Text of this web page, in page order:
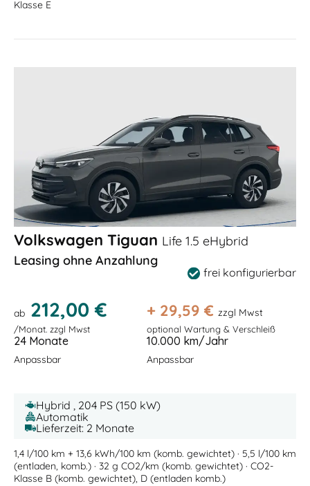
Klasse E
Volkswagen Tiguan Life 1.5 eHybrid
Leasing ohne Anzahlung
frei konfigurierbar
ab 212,00 €
/Monat. zzgl Mwst
+ 29,59 € zzgl Mwst
optional Wartung & Verschleiß
24 Monate
Anpassbar
10.000 km/Jahr
Anpassbar
Hybrid , 204 PS (150 kW)
Automatik
Lieferzeit: 2 Monate
1,4 l/100 km + 13,6 kWh/100 km (komb. gewichtet) · 5,5 l/100 km
(entladen, komb.) · 32 g CO2/km (komb. gewichtet) · CO2-
Klasse B (komb. gewichtet), D (entladen komb.)